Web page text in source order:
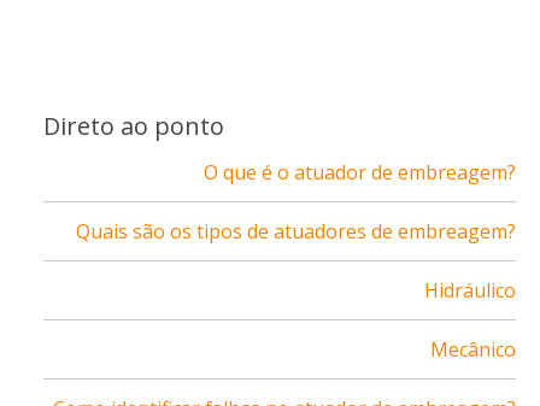
Direto ao ponto
O que é o atuador de embreagem?
Quais são os tipos de atuadores de embreagem?
Hidráulico
Mecânico